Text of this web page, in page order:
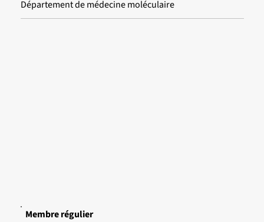
Département de médecine moléculaire
Membre régulier